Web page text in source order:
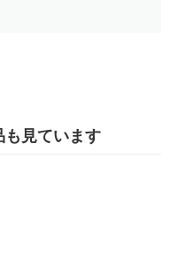
も見ています